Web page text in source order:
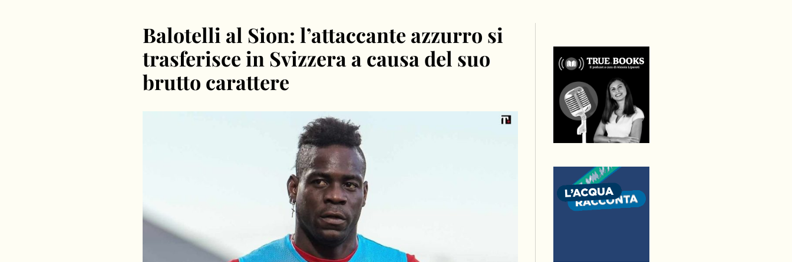
Balotelli al Sion: l’attaccante azzurro si
trasferisce in Svizzera a causa del suo
brutto carattere